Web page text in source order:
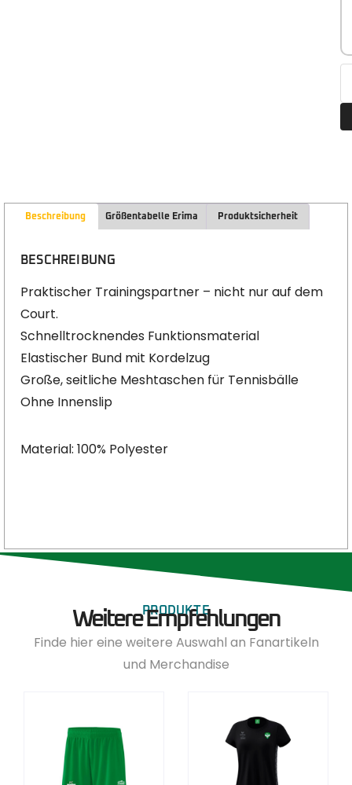
Beschreibung Größentabelle Erima Produktsicherheit
BESCHREIBUNG
Praktischer Trainingspartner – nicht nur auf dem
Court.
Schnelltrocknendes Funktionsmaterial
Elastischer Bund mit Kordelzug
Große, seitliche Meshtaschen für Tennisbälle
Ohne Innenslip
Material: 100% Polyester
PRODUKTE
Weitere Empfehlungen
Finde hier eine weitere Auswahl an Fanartikeln
und Merchandise